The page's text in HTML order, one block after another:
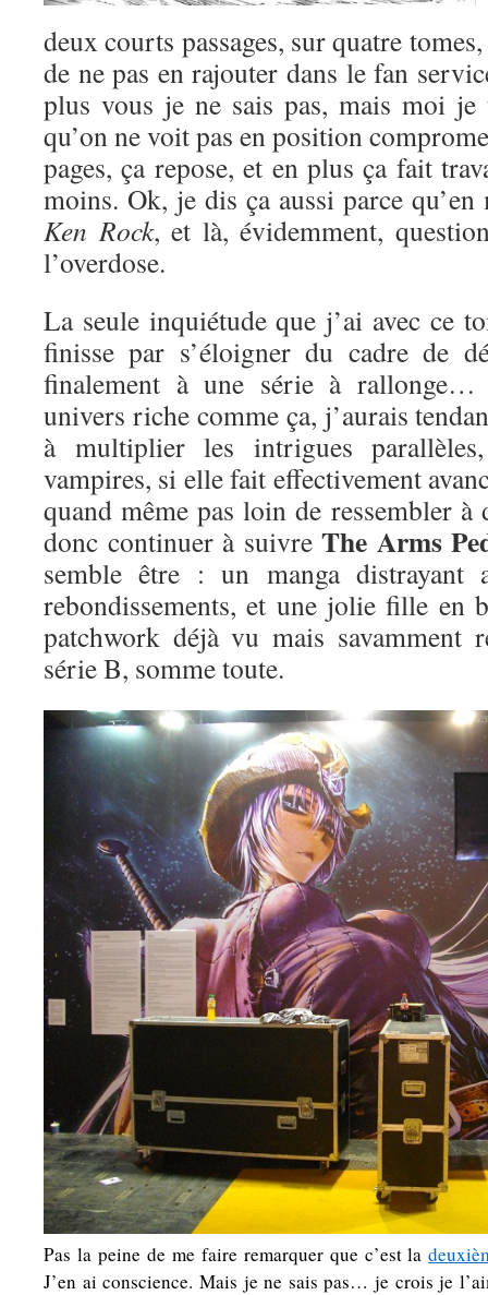
deux courts passages, sur quatre
de ne pas en rajouter dans le fan
plus vous je ne sais pas, mais moi je
qu’on ne voit pas en position
pages, ça repose, et en plus ça fait
moins. Ok, je dis ça aussi parce
Ken Rock, et là, évidemment,
l’overdose.
La seule inquiétude que j’ai avec ce
finisse par s’éloigner du cadre de
finalement à une série à rallonge…
univers riche comme ça, j’aurais
à multiplier les intrigues
vampires, si elle fait effectivement
quand même pas loin de ressembler à
donc continuer à suivre The Arms
semble être : un manga distrayant
rebondissements, et une jolie fille en
patchwork déjà vu mais savamment
série B, somme toute.
Pas la peine de me faire remarquer que c’est la
J’en ai conscience. Mais je ne sais pas… je crois je